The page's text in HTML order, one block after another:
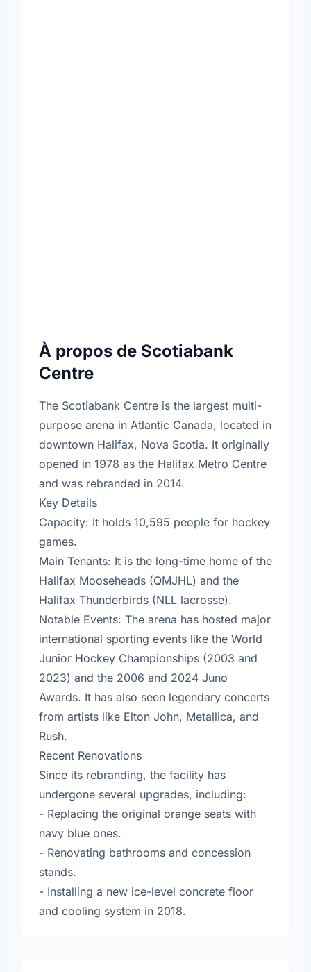
À propos de Scotiabank
Centre
The Scotiabank Centre is the largest multi-
purpose arena in Atlantic Canada, located in
downtown Halifax, Nova Scotia. It originally
opened in 1978 as the Halifax Metro Centre
and was rebranded in 2014.
Key Details
Capacity: It holds 10,595 people for hockey
games.
Main Tenants: It is the long-time home of the
Halifax Mooseheads (QMJHL) and the
Halifax Thunderbirds (NLL lacrosse).
Notable Events: The arena has hosted major
international sporting events like the World
Junior Hockey Championships (2003 and
2023) and the 2006 and 2024 Juno
Awards. It has also seen legendary concerts
from artists like Elton John, Metallica, and
Rush.
Recent Renovations
Since its rebranding, the facility has
undergone several upgrades, including:
- Replacing the original orange seats with
navy blue ones.
- Renovating bathrooms and concession
stands.
- Installing a new ice-level concrete floor
and cooling system in 2018.